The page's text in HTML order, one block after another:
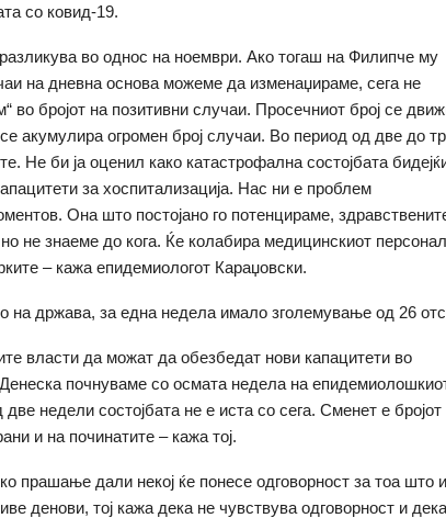
со ковид-19.
во однос на ноември. Ако тогаш на Филипче му
на дневна основа можеме да изменаџираме, сега не
во бројот на позитивни случаи. Просечниот број се
акумулира огромен број случаи. Во период од две до
Не би ја оценил како катастрофална состојбата
за хоспитализација. Нас ни е проблем
Она што постојано го потенцираме,
не знаеме до кога. Ќе колабира медицинскиот персонал
– кажа епидемиологот Караџовски.
на држава, за една недела имало зголемување од 26
власти да можат да обезбедат нови капацитети во
почнуваме со осмата недела на
недели состојбата не е иста со сега. Сменет е бројот
и на починатите – кажа тој.
прашање дали некој ќе понесе одговорност за тоа што
денови, тој кажа дека не чувствува одговорност и дека